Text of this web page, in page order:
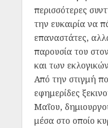
περισσότερες
την ευκαιρία να
επαναστάτες,
παρουσία του
και των
Από την στιγμή
εφημερίδες
Μαΐου,
μέσα στο οποίο